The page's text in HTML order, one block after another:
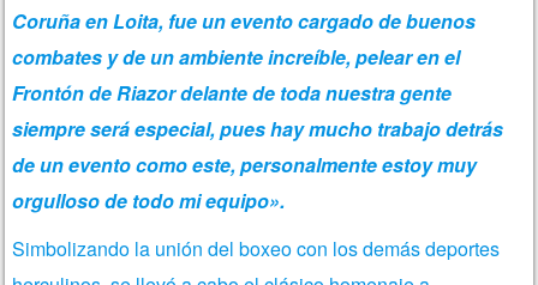
Coruña en Loita, fue un evento cargado de buenos
combates y de un ambiente increíble, pelear en el
Frontón de Riazor delante de toda nuestra gente
siempre será especial, pues hay mucho trabajo detrás
de un evento como este, personalmente estoy muy
orgulloso de todo mi equipo».
Simbolizando la unión del boxeo con los demás deportes